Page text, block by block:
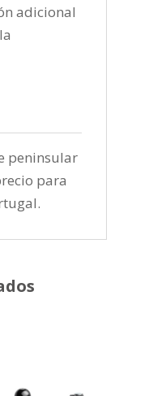
adicional
peninsular
para